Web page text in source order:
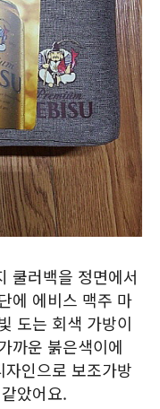
쿨러백을 정면에서
에 에비스 맥주 마
도는 회색 가방이
까운 붉은색이에
인으로 보조가방
았어요.